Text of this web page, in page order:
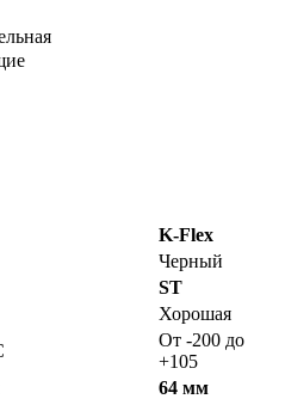
K-Flex
Черный
ST
Хорошая
От -200 до
+105
64 мм